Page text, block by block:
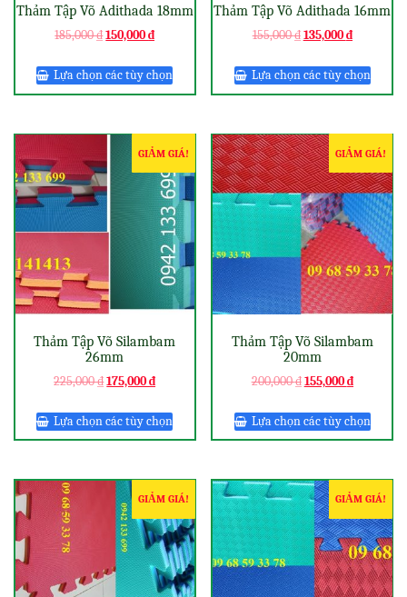
Thảm Tập Võ Adithada 18mm
185,000₫150,000₫
Lựa chọn các tùy chọn
Thảm Tập Võ Adithada 16mm
155,000₫135,000₫
Lựa chọn các tùy chọn
GIẢM GIÁ!
Thảm Tập Võ Silambam
26mm
225,000₫175,000₫
Lựa chọn các tùy chọn
GIẢM GIÁ!
Thảm Tập Võ Silambam
20mm
200,000₫155,000₫
Lựa chọn các tùy chọn
GIẢM GIÁ! GIẢM GIÁ!